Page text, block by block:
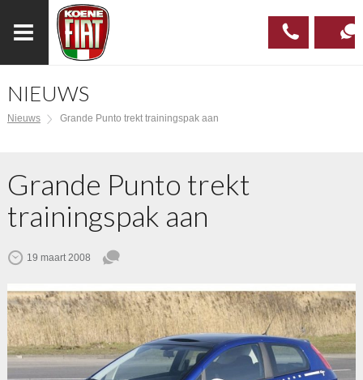
NIEUWS
Nieuws Grande Punto trekt trainingspak aan
Grande Punto trekt
trainingspak aan
19 maart 2008